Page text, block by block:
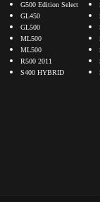
G500 Edition Select
GL450
GL500
ML500
ML500
R500 2011
S400 HYBRID